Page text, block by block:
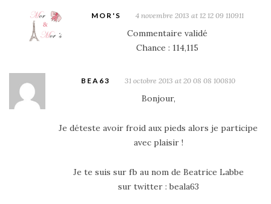
MOR'S 4 novembre 2013 at 12 12 09 110911
Commentaire validé
Chance : 114,115
BEA63 31 octobre 2013 at 20 08 08 100810
Bonjour,
Je déteste avoir froid aux pieds alors je participe
avec plaisir !
Je te suis sur fb au nom de Beatrice Labbe
sur twitter : beala63